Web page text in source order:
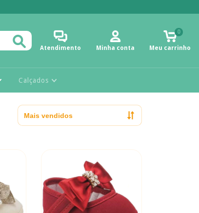
Atendimento Minha conta Meu carrinho
0
Calçados